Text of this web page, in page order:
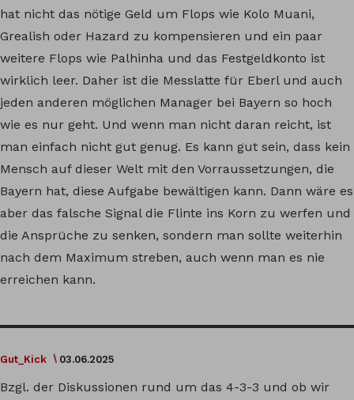
hat nicht das nötige Geld um Flops wie Kolo Muani,
Grealish oder Hazard zu kompensieren und ein paar
weitere Flops wie Palhinha und das Festgeldkonto ist
wirklich leer. Daher ist die Messlatte für Eberl und auch
jeden anderen möglichen Manager bei Bayern so hoch
wie es nur geht. Und wenn man nicht daran reicht, ist
man einfach nicht gut genug. Es kann gut sein, dass kein
Mensch auf dieser Welt mit den Vorraussetzungen, die
Bayern hat, diese Aufgabe bewältigen kann. Dann wäre es
aber das falsche Signal die Flinte ins Korn zu werfen und
die Ansprüche zu senken, sondern man sollte weiterhin
nach dem Maximum streben, auch wenn man es nie
erreichen kann.
Gut_Kick 03.06.2025
Bzgl. der Diskussionen rund um das 4-3-3 und ob wir